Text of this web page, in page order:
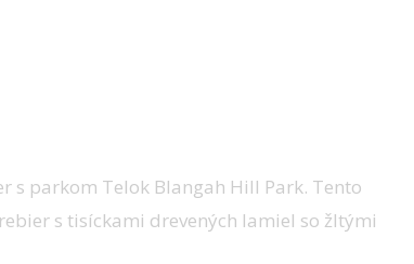
s parkom Telok Blangah Hill Park. Tento
s tisíckami drevených lamiel so žltými